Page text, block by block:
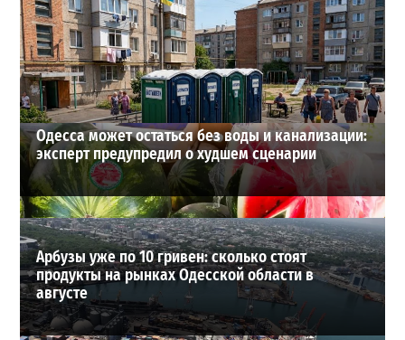
Неприятный сюрприз для водителей Одессы: на АЗС
снова взлетели цены
2
28-07-2026 в 06:47
ВИБОР РЕДАКЦИИ
Одесса может остаться без воды и канализации:
эксперт предупредил о худшем сценарии
Арбузы уже по 10 гривен: сколько стоят
продукты на рынках Одесской области в
августе